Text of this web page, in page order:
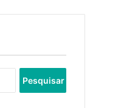
por: